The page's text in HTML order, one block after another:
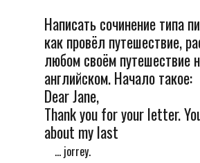
Написать сочинение типа
как провёл путешествие,
любом своём путешествие
английском. Начало такое:
Dear Jane,
Thank you for your letter.
about my last
... jorrey.